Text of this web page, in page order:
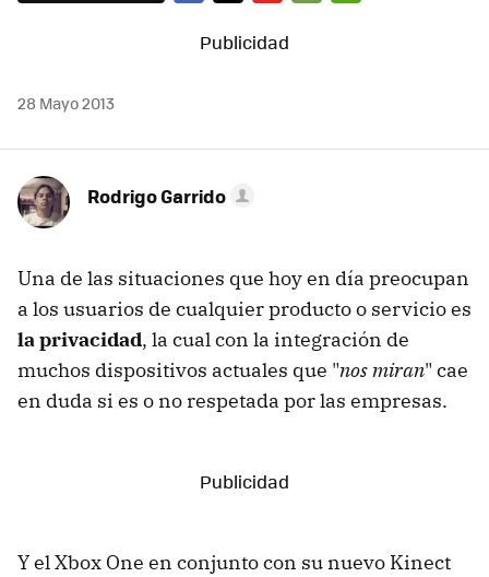
28 Mayo 2013
Rodrigo Garrido
Una de las situaciones que hoy en día preocupan
a los usuarios de cualquier producto o servicio es
la privacidad, la cual con la integración de
muchos dispositivos actuales que "nos miran" cae
en duda si es o no respetada por las empresas.
Y el Xbox One en conjunto con su nuevo Kinect